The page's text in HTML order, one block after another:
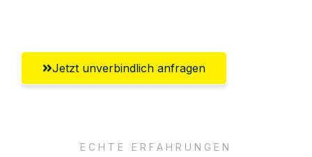
Jetzt unverbindlich anfragen
ECHTE ERFAHRUNGEN